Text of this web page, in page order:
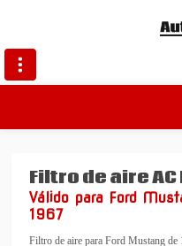
Filtro de aire AC
Válido para Ford
1967
Filtro de aire para Ford Mustang de